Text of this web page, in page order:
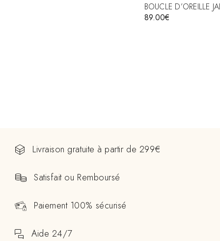
BOUCLE D’OREILLE
89.00€
Livraison gratuite à partir de 299€
Satisfait ou Remboursé
Paiement 100% sécurisé
Aide 24/7